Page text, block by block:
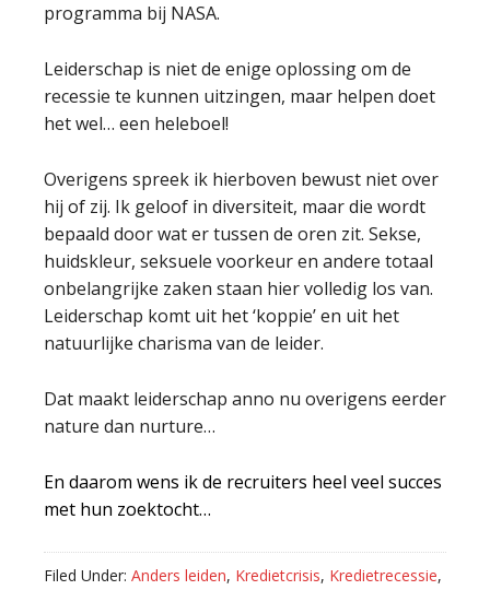
programma bij NASA.
Leiderschap is niet de enige oplossing om de
recessie te kunnen uitzingen, maar helpen doet
het wel… een heleboel!
Overigens spreek ik hierboven bewust niet over
hij of zij. Ik geloof in diversiteit, maar die wordt
bepaald door wat er tussen de oren zit. Sekse,
huidskleur, seksuele voorkeur en andere totaal
onbelangrijke zaken staan hier volledig los van.
Leiderschap komt uit het ‘koppie’ en uit het
natuurlijke charisma van de leider.
Dat maakt leiderschap anno nu overigens eerder
nature dan nurture…
En daarom wens ik de recruiters heel veel succes
met hun zoektocht…
Filed Under: Anders leiden, Kredietcrisis, Kredietrecessie,